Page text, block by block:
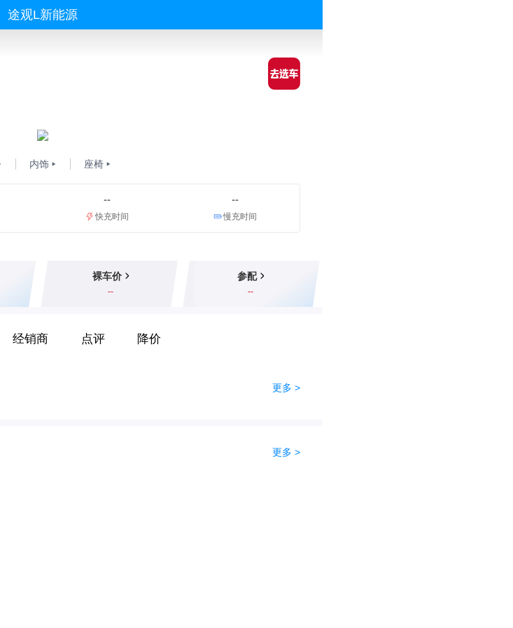
途观L新能源
内饰 座椅
--
快充时间
--
慢充时间
裸车价
--
参配
--
经销商 点评 降价
更多 >
更多 >